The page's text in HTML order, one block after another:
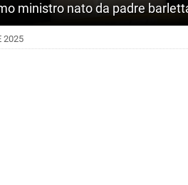
ministro nato da padre
2025